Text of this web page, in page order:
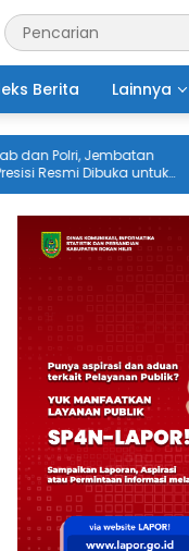
Berita Lainnya
Jembatan
Dibuka untuk